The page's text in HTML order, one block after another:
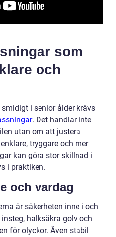
som
och
i senior ålder krävs
. Det handlar inte
utan om att justera
tryggare och mer
kan göra stor skillnad i
i praktiken.
och vardag
är säkerheten inne i och
halksäkra golv och
för olyckor. Även stabil